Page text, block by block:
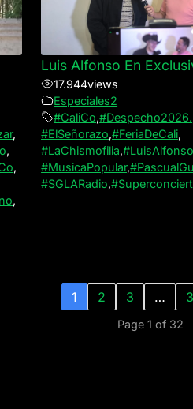
,
,
,
,
Luis Alfonso En
17.944views
Especiales2
#CaliCo,#Despecho2026.
#ElSeñorazo,#FeriaDeCali,
#LaChismofilia,#LuisAlfonso
#MusicaPopular,
#SGLARadio,
1 2 3 …
Page 1 of 32